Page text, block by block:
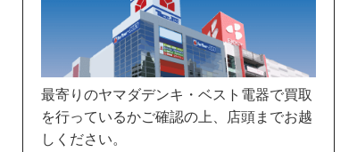
最寄りのヤマダデンキ・ベスト電器で買取
を行っているかご確認の上、店頭までお越
しください。